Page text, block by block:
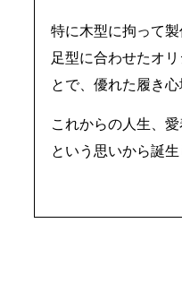
特に木型に拘って
足型に合わせたオ
とで、優れた履き心
これからの人生、
という思いから誕生